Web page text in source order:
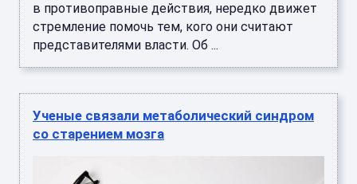
в противоправные действия, нередко движет
стремление помочь тем, кого они считают
представителями власти. Об ...
Ученые связали метаболический синдром
со старением мозга